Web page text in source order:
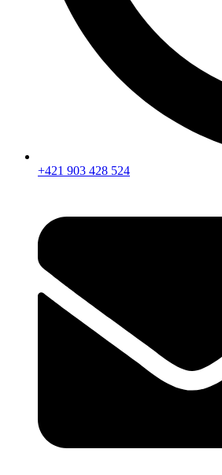
+421 903 428 524